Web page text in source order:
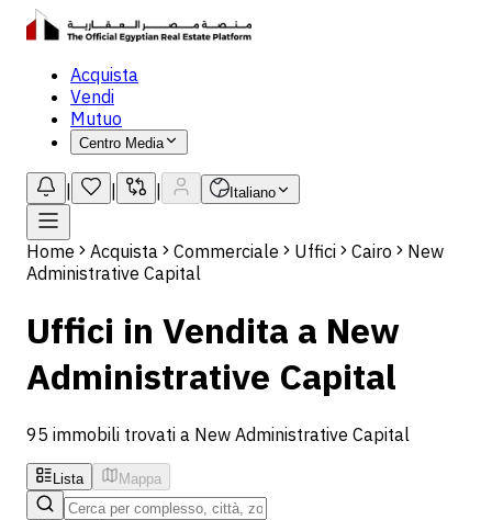
Acquista
Vendi
Mutuo
Centro Media
Italiano
Home Acquista Commerciale Uffici Cairo
New
Administrative Capital
Uffici in Vendita a New
Administrative Capital
95 immobili trovati a New Administrative Capital
Lista Mappa